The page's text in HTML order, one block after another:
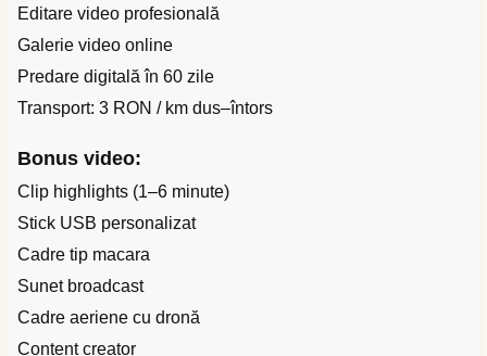
Editare video profesională
Galerie video online
Predare digitală în 60 zile
Transport: 3 RON / km dus–întors
Bonus video:
Clip highlights (1–6 minute)
Stick USB personalizat
Cadre tip macara
Sunet broadcast
Cadre aeriene cu dronă
Content creator